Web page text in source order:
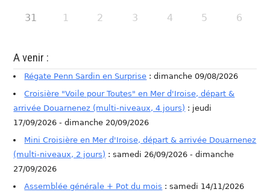
31 1 2 3 4 5 6
A venir :
Régate Penn Sardin en Surprise : dimanche 09/08/2026
Croisière "Voile pour Toutes" en Mer d'Iroise, départ &
arrivée Douarnenez (multi-niveaux, 4 jours) : jeudi
17/09/2026 - dimanche 20/09/2026
Mini Croisière en Mer d'Iroise, départ & arrivée Douarnenez
(multi-niveaux, 2 jours) : samedi 26/09/2026 - dimanche
27/09/2026
Assemblée générale + Pot du mois : samedi 14/11/2026